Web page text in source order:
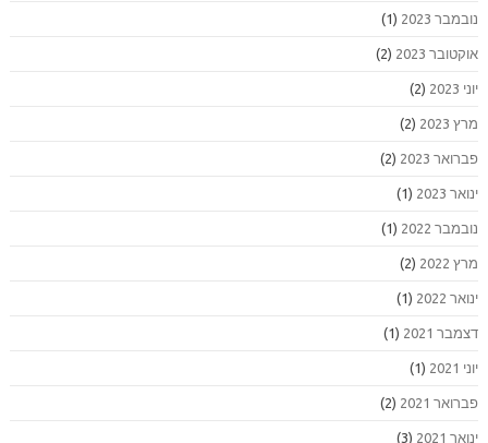
נובמבר 2023 (1)
אוקטובר 2023 (2)
יוני 2023 (2)
מרץ 2023 (2)
פברואר 2023 (2)
ינואר 2023 (1)
נובמבר 2022 (1)
מרץ 2022 (2)
ינואר 2022 (1)
דצמבר 2021 (1)
יוני 2021 (1)
פברואר 2021 (2)
ינואר 2021 (3)